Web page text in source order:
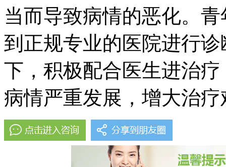
当而导致病情的恶化。
到正规专业的医院进行
下，积极配合医生进治
病情严重发展，增大治疗